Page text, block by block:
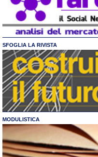
SFOGLIA LA RIVISTA
MODULISTICA